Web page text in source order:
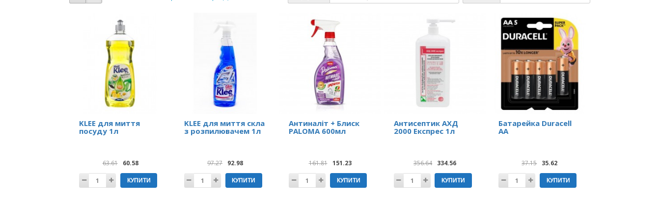
KLEE для миття
посуду 1л
63.61 60.58
КУПИТИ
KLEE для миття скла
з розпилювачем 1л
97.27 92.98
КУПИТИ
Антиналіт + Блиск
PALOMA 600мл
161.81 151.23
КУПИТИ
Антисептик АХД
2000 Експрес 1л
356.64 334.56
КУПИТИ
Батарейка Duracell
AA
37.15 35.62
КУПИТИ